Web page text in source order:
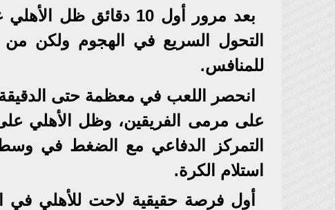
بعد مرور أول 10
التحول السريع في الهجوم ولكن من
للمنافس.
على مرمى الفريقين، وظل الأهلي
التمركز الدفاعي مع الضغط في
استلام الكرة.